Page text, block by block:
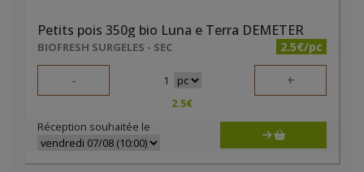
Petits pois 350g bio Luna e Terra DEMETER
BIOFRESH SURGELES - SEC 2.5€/pc
- 1 +
2.5€
Réception souhaitée le